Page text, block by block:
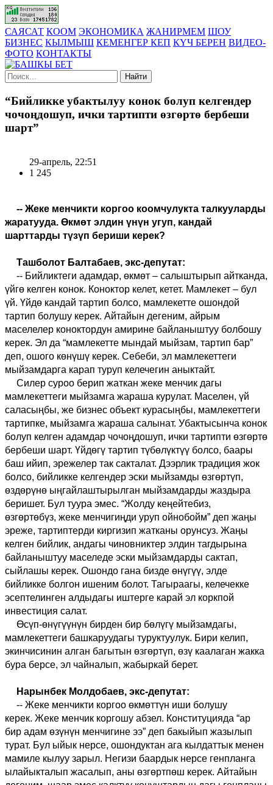
САЯСАТ КООМ ЭКОНОМИКА ЖАНИРМЕМ ШОУ
БИЗНЕС КЫЛМЫШ КЕМЕНГЕР КЕП КҮЧ БЕРЕН ВИДЕО-
ФОТО КОНТАКТЫ
Найти
“Бийликке убактылуу конок болуп келгендер
чочоңдошуп, ички тартипти өзгөртө бербеши
шарт”
29-апрель, 22:51
1 245
-- Жеке менчикти коргоо коомчулукта талкууларды
жаратууда. Өкмөт элдин үнүн угуп, кандай
шарттарды түзүп бериши керек?
Ташболот Балтабаев, экс-депутат:
-- Бийликтеги адамдар, өкмөт – салыштырып айтканда,
үйгө келген конок. Коноктор келет, кетет. Мамлекет – бул
үй. Үйдө кандай тартип болсо, мамлекетте ошондой
тартип болушу керек. Айтайын дегеним, айрым
маселелер коноктордун амирине байланыштуу болбошу
керек. Эл да “мамлекетте мындай мыйзам, тартип бар”
деп, ошого көнүшү керек. Себеби, эл мамлекеттеги
мыйзамдарга карап туруп келечегин аныктайт.
Силер суроо берип жаткан жеке менчик дагы
мамлекеттеги мыйзамга жараша курулат. Маселен, үй
саласыңбы, же бизнес объект курасыңбы, мамлекеттеги
тартипке, мыйзамга жараша салынат. Убактысынча конок
болуп келген адамдар чочоңдошуп, ички тартипти өзгөртө
бербеши шарт. Үйдөгү тартип түбөлүктүү болсо, баары
баш ийип, эрежелер так сакталат. Дээрлик традиция жок
болсо, бийликке келгендер эски мыйзамды өзгөртүп,
өздөрүнө ыңгайлаштырылган мыйзамдарды жаздыра
беришет. Бул туура эмес. “Жолду кеңейтебиз,
өзгөртөбүз, жеке менчигиңди уруп ойнобойм” деп жаңы
эреже, тартиптерди киргизип жатканы орунсуз. Жаңы
келген бийлик, андагы чиновниктер элдин тагдырына
байланыштуу маселеде эски мыйзамдарды сактап,
сыйлашы керек. Ошондо гана бизде өнүгүү, элде
бийликке болгон ишеним болот. Тагыраагы, келечекке
эсептелинген алдыдагы иштерге карай эл коркпой
инвестиция салат.
Өсүп-өнүгүүнүн бирден бир бөлүгү мыйзамдагы,
мамлекеттеги башкаруудагы туруктуулук. Бири келип,
экинчисинин алган багытын өзгөртүп, өзү каалаган жакка
бура берсе, эл чайналып, жабыркай берет.
Нарынбек Молдобаев, экс-депутат:
-- Жеке менчикти коргоо өкмөттүн иши болушу
керек. Жеке менчик коргошу абзел. Конституцияда “ар
бир адам өзүнүн менчигине ээ” деп бакыйып жазылып
турат. Бул ыйык нерсе, ошондуктан ага кылдаттык менен
мамиле кылуу зарыл. Негизи баардык нерсе генпланга
ылайыкталып жасалып, аны өзгөртпөш керек. Айтайын